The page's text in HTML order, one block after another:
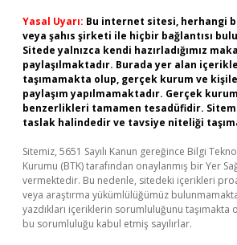
Yasal Uyarı: Bu internet sitesi, herhangi
veya şahıs şirketi ile hiçbir bağlantısı
Sitede yalnızca kendi hazırladığımız
paylaşılmaktadır. Burada yer alan
taşımamakta olup, gerçek kurum ve
paylaşım yapılmamaktadır. Gerçek
benzerlikleri tamamen tesadüfidir.
taslak halindedir ve tavsiye niteliği
Sitemiz, 5651 Sayılı Kanun gereğince Bilgi
Kurumu (BTK) tarafından onaylanmış bir Yer
vermektedir. Bu nedenle, sitedeki içerikleri
veya araştırma yükümlülüğümüz
yazdıkları içeriklerin sorumluluğunu taşımakta
bu sorumluluğu kabul etmiş sayılırlar.